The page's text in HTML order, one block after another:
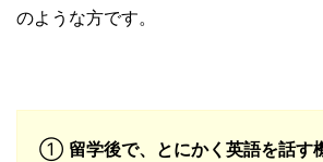
のような方です。
① 留学後で、とにかく英語を話す